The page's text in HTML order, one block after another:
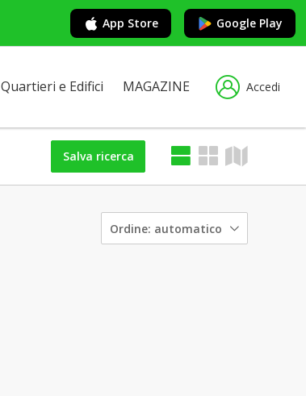
App Store Google Play
Quartieri e Edifici MAGAZINE Accedi
Ordine: automatico
Salva ricerca